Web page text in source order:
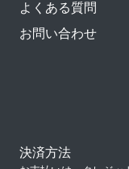
よくある質問
お問い合わせ
決済方法